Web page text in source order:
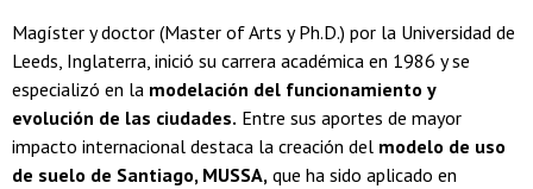
Magíster y doctor (Master of Arts y Ph.D.) por la Universidad de
Leeds, Inglaterra, inició su carrera académica en 1986 y se
especializó en la modelación del funcionamiento y
evolución de las ciudades. Entre sus aportes de mayor
impacto internacional destaca la creación del modelo de uso
de suelo de Santiago, MUSSA, que ha sido aplicado en